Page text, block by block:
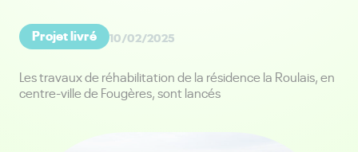
Projet livré 10/02/2025
Les travaux de réhabilitation de la résidence la Roulais, en
centre-ville de Fougères, sont lancés